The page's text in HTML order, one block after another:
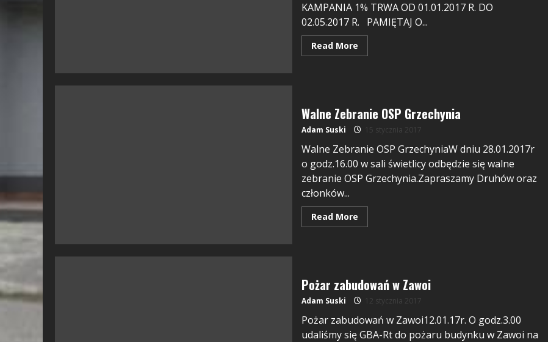
KAMPANIA 1% TRWA OD 01.01.2017 R. DO
02.05.2017 R. PAMIĘTAJ O...
Read More
Walne Zebranie OSP Grzechynia
Adam Suski 15 stycznia 2017
Walne Zebranie OSP GrzechyniaW dniu 28.01.2017r
o godz.16.00 w sali świetlicy odbędzie się walne
zebranie OSP Grzechynia.Zapraszamy Druhów oraz
członków...
Read More
Pożar zabudowań w Zawoi
Adam Suski 12 stycznia 2017
Pożar zabudowań w Zawoi12.01.17r. O godz.3.00
udaliśmy się GBA-Rt do pożaru budynku w Zawoi na